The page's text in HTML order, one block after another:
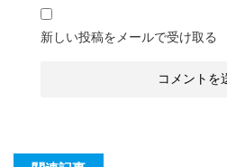
新しい投稿をメールで受け取る